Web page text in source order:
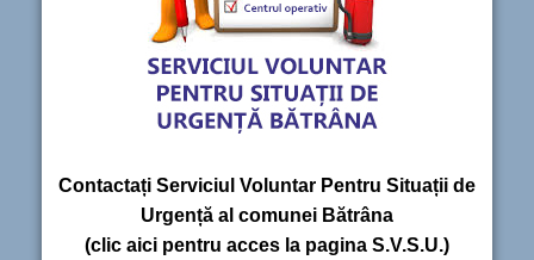
Contactați Serviciul Voluntar Pentru Situații de
Urgență al comunei Bătrâna
(clic aici pentru acces la pagina S.V.S.U.)